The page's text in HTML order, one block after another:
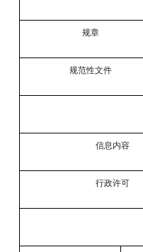
规章
规范性文件
信息内容
行政许可